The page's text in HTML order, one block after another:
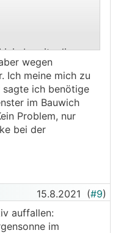
bereits die
Bauwich? (Wegen
genau wegen der
ist
wegen
Ich meine mich zu
sagte ich benötige
im Bauwich
Problem, nur
bei der
15.8.2021 (#9)
auffallen:
im